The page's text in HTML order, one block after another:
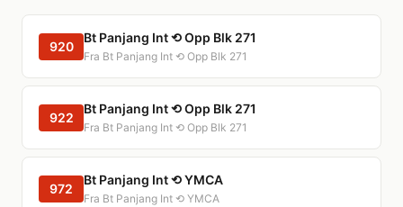
920
Bt Panjang Int ⟲ Opp Blk 271
Fra Bt Panjang Int ⟲ Opp Blk 271
922
Bt Panjang Int ⟲ Opp Blk 271
Fra Bt Panjang Int ⟲ Opp Blk 271
972
Bt Panjang Int ⟲ YMCA
Fra Bt Panjang Int ⟲ YMCA